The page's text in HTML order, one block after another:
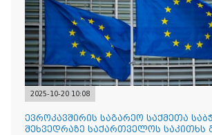
2025-10-20 10:08
ევროკავშირის საგარეო საქმეთა
შეხვედრაზე საქართველოს საკითხს